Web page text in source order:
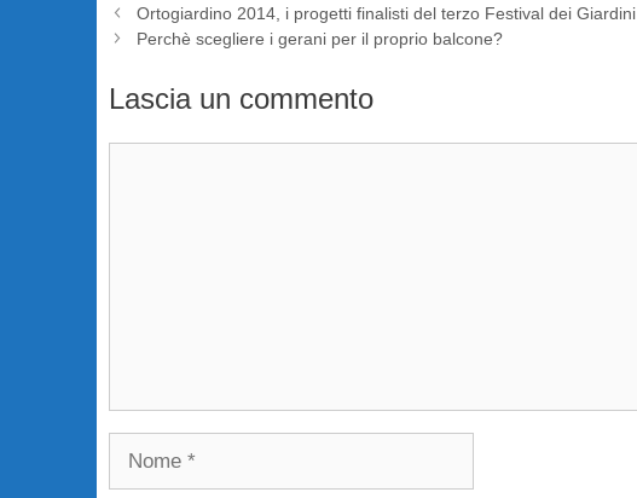
Ortogiardino 2014, i progetti finalisti del terzo Festival dei Giardini
Perchè scegliere i gerani per il proprio balcone?
Lascia un commento
Nome